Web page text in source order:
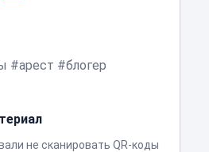
арест
блогер
не сканировать QR-коды